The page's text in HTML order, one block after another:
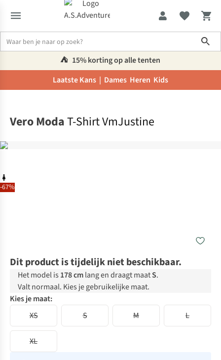
⛺️ 15% korting op alle tenten
Laatste Kans | Dames Heren Kids
-67%
Vero ModaT-Shirt VmJustine
Dit product is tijdelijk niet beschikbaar.
Het model is 178 cmlang en draagt maatS.
Valt normaal. Kies je gebruikelijke maat.
Kies je maat:
XS
S M L
XL